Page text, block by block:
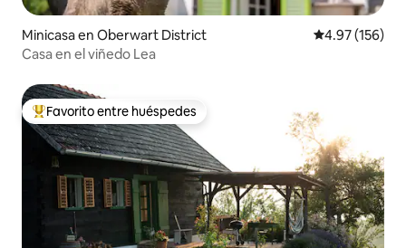
Minicasa en Oberwart District Calificación
4.97 (156)
Casa en el viñedo Lea
Favorito entre huéspedes preferido
Favorito entre huéspedes